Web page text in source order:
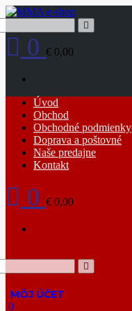
Skip
content
0 € 0,00
Primary
Menu
Úvod
Obchod
Obchodné podmienky
Doprava a poštovné
Naše predajne
Kontakt
0 € 0,00
0